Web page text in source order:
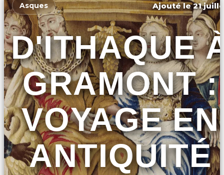
Asques Ajouté le 21
D'ITHAQUE
GRAMONT :
VOYAGE EN
ANTIQUITÉ